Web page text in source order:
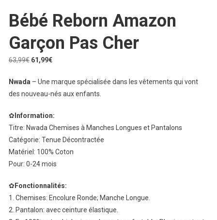
Bébé Reborn Amazon
Garçon Pas Cher
63,99€ Le
initial
était :
61,99€Le
actuel
est :
Nwada – Une marque spécialisée dans les vêtements qui vont
des nouveau-nés aux enfants.
✿ Information:
Titre: Nwada Chemises à Manches Longues et Pantalons
Catégorie: Tenue Décontractée
Matériel: 100% Coton
Pour: 0-24 mois
✿ Fonctionnalités:
1. Chemises: Encolure Ronde; Manche Longue.
2. Pantalon: avec ceinture élastique.